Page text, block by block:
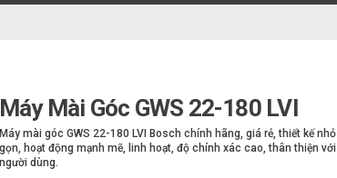
Máy Mài Góc GWS 22-180 LVI
Máy mài góc GWS 22-180 LVI Bosch chính hãng, giá rẻ, thiết kế nhỏ
gọn, hoạt động mạnh mẽ, linh hoạt, độ chính xác cao, thân thiện với
người dùng.